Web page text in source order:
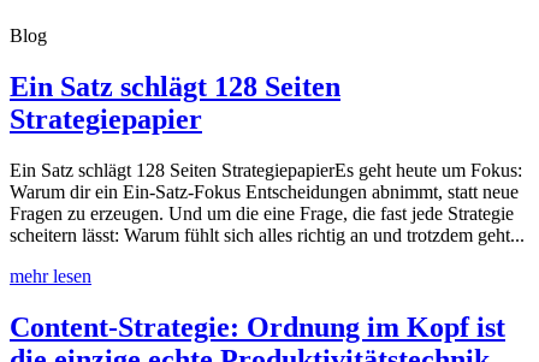
Blog
Ein Satz schlägt 128 Seiten
Strategiepapier
Ein Satz schlägt 128 Seiten StrategiepapierEs geht heute um Fokus:
Warum dir ein Ein-Satz-Fokus Entscheidungen abnimmt, statt neue
Fragen zu erzeugen. Und um die eine Frage, die fast jede Strategie
scheitern lässt: Warum fühlt sich alles richtig an und trotzdem geht...
mehr lesen
Content-Strategie: Ordnung im Kopf ist